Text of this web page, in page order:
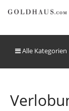
Alle Kategorien